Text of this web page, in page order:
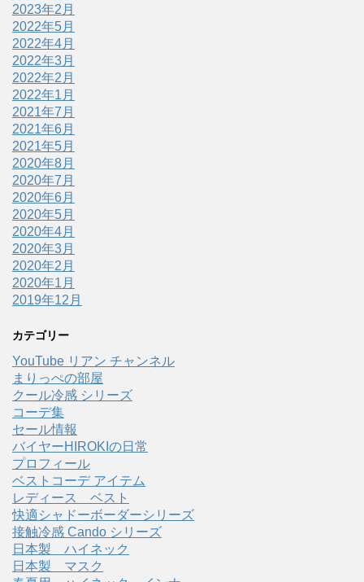
2023年2月
2022年5月
2022年4月
2022年3月
2022年2月
2022年1月
2021年7月
2021年6月
2021年5月
2020年8月
2020年7月
2020年6月
2020年5月
2020年4月
2020年3月
2020年2月
2020年1月
2019年12月
カテゴリー
YouTube リアン チャンネル
まりっぺの部屋
クール冷感 シリーズ
コーデ集
セール情報
バイヤーHIROKIの日常
プロフィール
ベストコーデ アイテム
レディース ベスト
快適シャドーボーダーシリーズ
接触冷感 Cando シリーズ
日本製 ハイネック
日本製 マスク